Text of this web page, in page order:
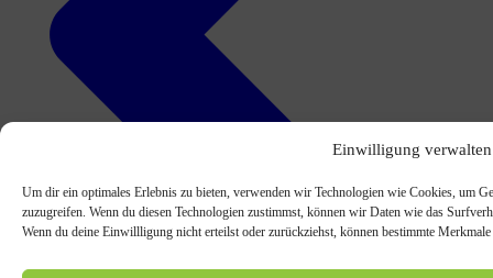
Einwilligung verwalten
Um dir ein optimales Erlebnis zu bieten, verwenden wir Technologien wie Cookies, um
zuzugreifen. Wenn du diesen Technologien zustimmst, können wir Daten wie das
Wenn du deine Einwillligung nicht erteilst oder zurückziehst, können bestimmte